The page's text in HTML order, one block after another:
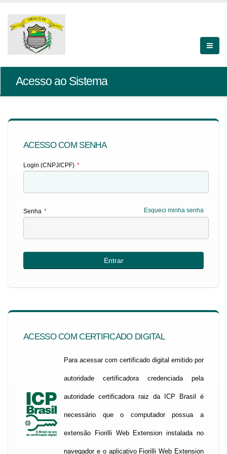
Acesso ao Sistema
ACESSO COM SENHA
Login (CNPJ/CPF) *
Esqueci minha senha
Senha *
ACESSO COM CERTIFICADO DIGITAL
Para acessar com certificado digital emitido por
autoridade certificadora credenciada pela
autoridade certificadora raiz da ICP Brasil é
necessário que o computador possua a
extensão Fiorilli Web Extension instalada no
navegador e o aplicativo Fiorilli Web Extension